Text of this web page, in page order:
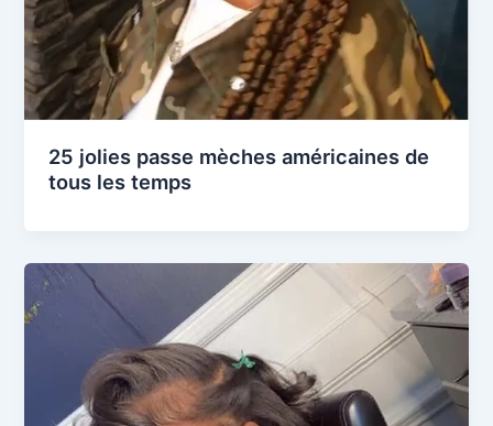
25 jolies passe mèches américaines de
tous les temps